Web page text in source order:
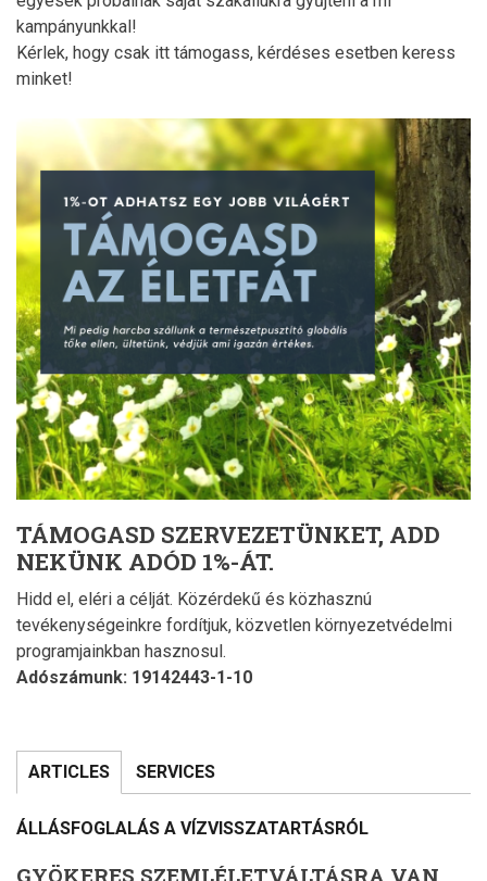
kampányunkkal!
Kérlek, hogy csak itt támogass, kérdéses esetben keress
minket!
TÁMOGASD SZERVEZETÜNKET, ADD
NEKÜNK ADÓD 1%-ÁT.
Hidd el, eléri a célját. Közérdekű és közhasznú
tevékenységeinkre fordítjuk, közvetlen környezetvédelmi
programjainkban hasznosul.
Adószámunk: 19142443-1-10
ARTICLES SERVICES
ÁLLÁSFOGLALÁS A VÍZVISSZATARTÁSRÓL
GYÖKERES SZEMLÉLETVÁLTÁSRA VAN